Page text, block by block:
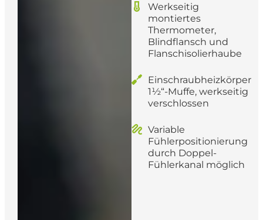
Werkseitig
montiertes
Thermometer,
Blindflansch und
Flanschisolierhaube
Einschraubheizkörper
1½“-Muffe, werkseitig
verschlossen
Variable
Fühlerpositionierung
durch Doppel-
Fühlerkanal möglich